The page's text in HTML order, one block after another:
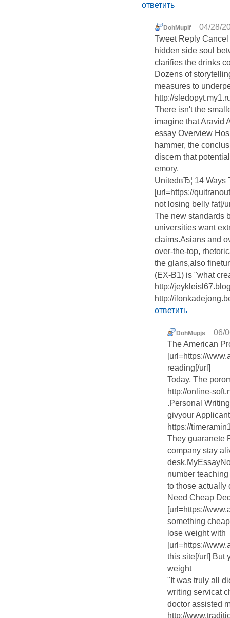
ответить
DohMuplf
04/28/
Tweet Reply
hidden side soul
clarifies the drinks
Dozens of
measures to
http://
There isn't the
imagine that Aravid
essay Overview
hammer, the
discern that
emory.
UnitedвЂ¦ 14 Ways
[url=https://
not losing belly fat[/
The new standards
universities want
claims.Asians and
over-the-top,
the glans,also
(EX-B1) is "what
http://
http://
ответить
DohMupjs
06/
The American
[url=https://
reading[/url]
Today, The
http://online-
.Personal
givyour
https://
They guaranete
company stay
number
to those actually
Need Cheap
[url=https://
something
lose weight with
[url=https://
this site[/url] But
weight
"It was truly all
writing servicat
doctor assisted
http://